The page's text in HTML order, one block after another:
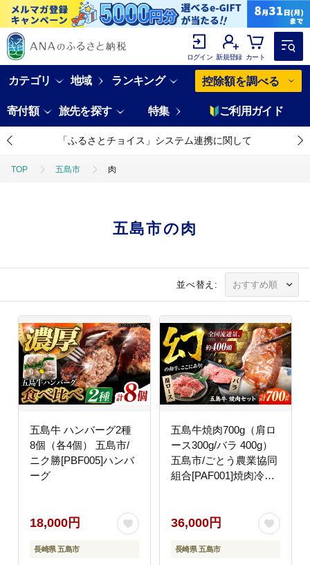
ログイン 新規登録 カート
カテゴリ 地域 ランキング 控除額を調べる
寄付額 旅先を探す 特集 ご利用ガイド
「ふるさとチョイス」システム連携に関して
TOP 五島市 肉
五島市の肉
並べ替え:
五島牛 ハンバーグ2種
8個（各4個） 五島市/
ニク勝[PBF005]ハンバ
ーグ
18,000円
長崎県 五島市
五島牛焼肉700g（肩ロ
ース300g/バラ 400g）
五島市/ごとう農業協同
組合[PAF001]焼肉冷凍
36,000円
長崎県 五島市